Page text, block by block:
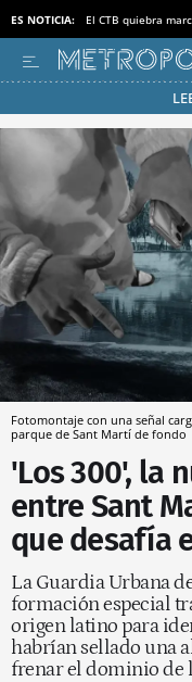
ES NOTICIA: El CTB quiebra
Fotomontaje con una señal
parque de Sant Martí de fondo
'Los 300', la
entre Sant
que desafía
La Guardia Urbana
formación especial
origen latino para
habrían sellado una
frenar el dominio de